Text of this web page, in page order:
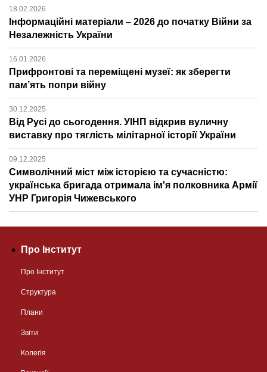
18.02.2026
Інформаційні матеріали – 2026 до початку Війни за
Незалежність України
16.01.2026
Прифронтові та переміщені музеї: як зберегти
пам’ять попри війну
30.12.2025
Від Русі до сьогодення. УІНП відкрив вуличну
виставку про тяглість мілітарної історії України
09.12.2025
Символічний міст між історією та сучасністю:
українська бригада отримала ім'я полковника Армії
УНР Григорія Чижевського
Про Інститут
Про Інститут
Структура
Плани
Звіти
Колегія